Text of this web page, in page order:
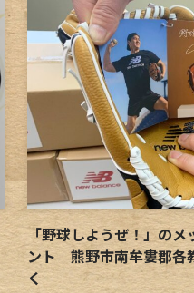
「野球しようぜ！」の
ント 熊野市南牟婁郡各
く